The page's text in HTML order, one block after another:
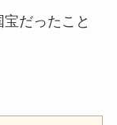
だったこと